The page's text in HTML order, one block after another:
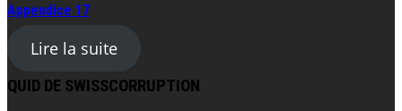
Appendice 17
Lire la suite
QUID DE SWISSCORRUPTION